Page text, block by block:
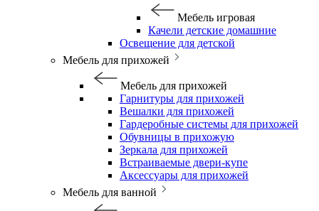
Мебель игровая
Качели детские домашние
Освещение для детской
Мебель для прихожей
Мебель для прихожей
Гарнитуры для прихожей
Вешалки для прихожей
Гардеробные системы для прихожей
Обувницы в прихожую
Зеркала для прихожей
Встраиваемые двери-купе
Аксессуары для прихожей
Мебель для ванной